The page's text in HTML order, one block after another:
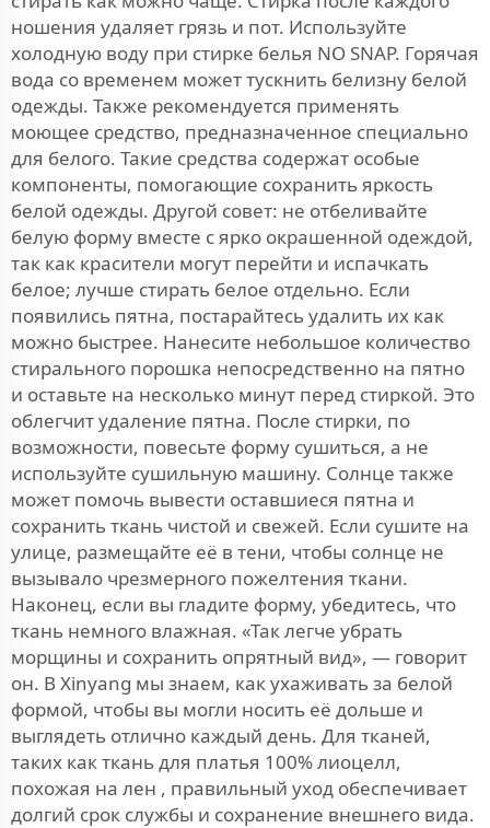
ношения удаляет грязь и пот. Используйте
холодную воду при стирке белья NO SNAP. Горячая
вода со временем может тускнить белизну белой
одежды. Также рекомендуется применять
моющее средство, предназначенное специально
для белого. Такие средства содержат особые
компоненты, помогающие сохранить яркость
белой одежды. Другой совет: не отбеливайте
белую форму вместе с ярко окрашенной одеждой,
так как красители могут перейти и испачкать
белое; лучше стирать белое отдельно. Если
появились пятна, постарайтесь удалить их как
можно быстрее. Нанесите небольшое количество
стирального порошка непосредственно на пятно
и оставьте на несколько минут перед стиркой. Это
облегчит удаление пятна. После стирки, по
возможности, повесьте форму сушиться, а не
используйте сушильную машину. Солнце также
может помочь вывести оставшиеся пятна и
сохранить ткань чистой и свежей. Если сушите на
улице, размещайте её в тени, чтобы солнце не
вызывало чрезмерного пожелтения ткани.
Наконец, если вы гладите форму, убедитесь, что
ткань немного влажная. «Так легче убрать
морщины и сохранить опрятный вид», — говорит
он. В Xinyang мы знаем, как ухаживать за белой
формой, чтобы вы могли носить её дольше и
выглядеть отлично каждый день. Для тканей,
таких какткань для платья 100% лиоцелл,
похожая на лен , правильный уход обеспечивает
долгий срок службы и сохранение внешнего вида.